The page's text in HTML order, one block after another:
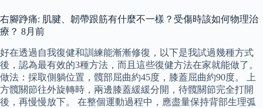
右腳踭痛: 肌腱、韌帶跟筋有什麼不一樣？受傷時該如何物理治
療？ 8月前
好在透過自我復健和訓練能漸漸修復，以下是我試過幾種方式
後，認為最有效的3種方法，而且這些復健方法在家就能做了。
做法：採取側躺位置，髖部屈曲約45度，膝蓋屈曲約90度。 上
方髖關節往外旋轉時，兩邊膝蓋緩緩分開，待髖關節完全打開
後，再慢慢放下。 在整個運動過程中，應盡量保持背部生理弧